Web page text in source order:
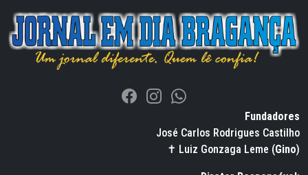
Fundadores
José Carlos Rodrigues Castilho
✝ Luiz Gonzaga Leme (Gino)